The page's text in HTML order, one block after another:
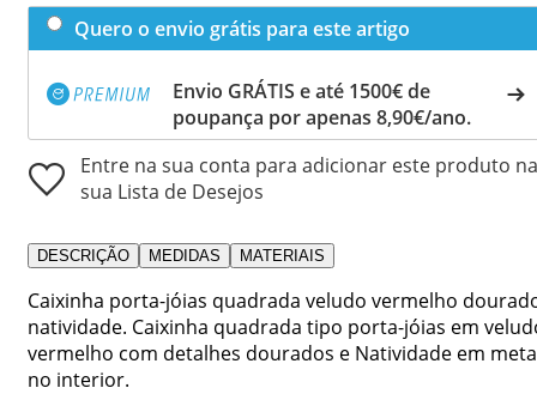
Quero o envio grátis para este artigo
Envio GRÁTIS e até 1500€ de
poupança por apenas 8,90€/ano.
Entre na sua conta para adicionar este produto na
sua Lista de Desejos
DESCRIÇÃO MEDIDAS MATERIAIS
Caixinha porta-jóias quadrada veludo vermelho
natividade. Caixinha quadrada tipo porta-jóias em
vermelho com detalhes dourados e Natividade em
no interior.